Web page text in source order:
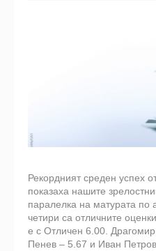
Рекордният среден успех
показаха нашите
паралелка на матурата по
четири са отличните
е с Отличен 6.00.
Пенев – 5.67 и Иван